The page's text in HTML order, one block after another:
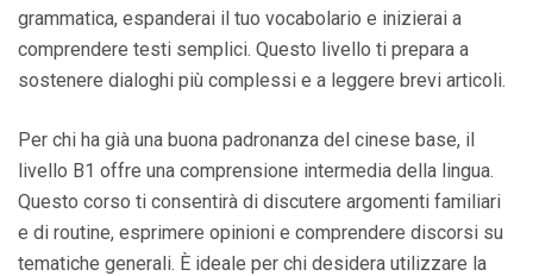
grammatica, espanderai il tuo vocabolario e inizierai a
comprendere testi semplici. Questo livello ti prepara a
sostenere dialoghi più complessi e a leggere brevi articoli.
Per chi ha già una buona padronanza del cinese base, il
livello B1 offre una comprensione intermedia della lingua.
Questo corso ti consentirà di discutere argomenti familiari
e di routine, esprimere opinioni e comprendere discorsi su
tematiche generali. È ideale per chi desidera utilizzare la